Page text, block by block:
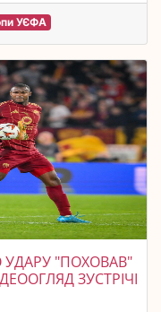
УЄФА
УДАРУ "ПОХОВАВ"
ЗУСТРІЧІ